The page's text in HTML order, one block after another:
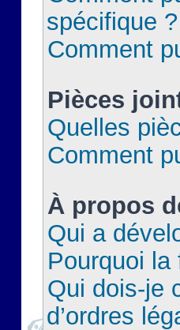
spécifique ?
Comment
Pièces
Quelles
Comment
À propos
Qui a
Pourquoi la
Qui dois-je
d’ordres